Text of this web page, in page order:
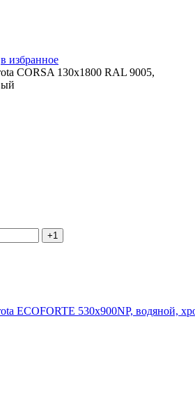
в избранное
CORSA 130х1800 RAL 9005,
+1
ECOFORTE 530х900NP, водяной,